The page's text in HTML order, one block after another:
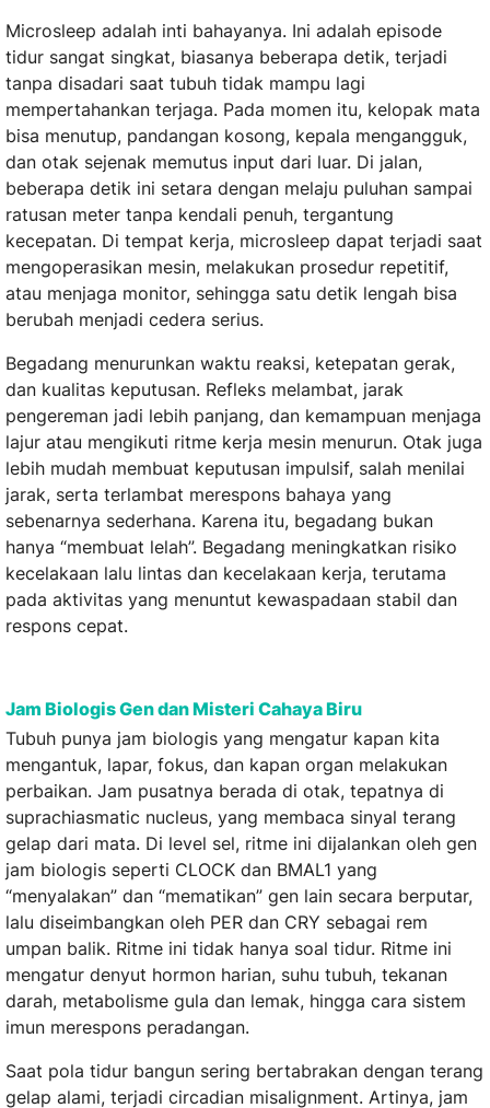
Microsleep adalah inti bahayanya. Ini adalah episode
tidur sangat singkat, biasanya beberapa detik, terjadi
tanpa disadari saat tubuh tidak mampu lagi
mempertahankan terjaga. Pada momen itu, kelopak mata
bisa menutup, pandangan kosong, kepala mengangguk,
dan otak sejenak memutus input dari luar. Di jalan,
beberapa detik ini setara dengan melaju puluhan sampai
ratusan meter tanpa kendali penuh, tergantung
kecepatan. Di tempat kerja, microsleep dapat terjadi saat
mengoperasikan mesin, melakukan prosedur repetitif,
atau menjaga monitor, sehingga satu detik lengah bisa
berubah menjadi cedera serius.
Begadang menurunkan waktu reaksi, ketepatan gerak,
dan kualitas keputusan. Refleks melambat, jarak
pengereman jadi lebih panjang, dan kemampuan menjaga
lajur atau mengikuti ritme kerja mesin menurun. Otak juga
lebih mudah membuat keputusan impulsif, salah menilai
jarak, serta terlambat merespons bahaya yang
sebenarnya sederhana. Karena itu, begadang bukan
hanya “membuat lelah”. Begadang meningkatkan risiko
kecelakaan lalu lintas dan kecelakaan kerja, terutama
pada aktivitas yang menuntut kewaspadaan stabil dan
respons cepat.
Jam Biologis Gen dan Misteri Cahaya Biru
Tubuh punya jam biologis yang mengatur kapan kita
mengantuk, lapar, fokus, dan kapan organ melakukan
perbaikan. Jam pusatnya berada di otak, tepatnya di
suprachiasmatic nucleus, yang membaca sinyal terang
gelap dari mata. Di level sel, ritme ini dijalankan oleh gen
jam biologis seperti CLOCK dan BMAL1 yang
“menyalakan” dan “mematikan” gen lain secara berputar,
lalu diseimbangkan oleh PER dan CRY sebagai rem
umpan balik. Ritme ini tidak hanya soal tidur. Ritme ini
mengatur denyut hormon harian, suhu tubuh, tekanan
darah, metabolisme gula dan lemak, hingga cara sistem
imun merespons peradangan.
Saat pola tidur bangun sering bertabrakan dengan terang
gelap alami, terjadi circadian misalignment. Artinya, jam